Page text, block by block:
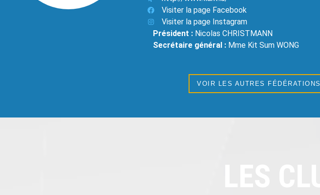
Visiter la page Facebook
Visiter la page Instagram
Président : Nicolas CHRISTMANN
Secrétaire général : Mme Kit Sum WONG
VOIR LES AUTRES FÉDÉRATIONS